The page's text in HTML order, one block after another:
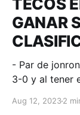
TECOS
GANAR
- Par de
3-0 y al tener
Monclova,
Aug 12, 20232